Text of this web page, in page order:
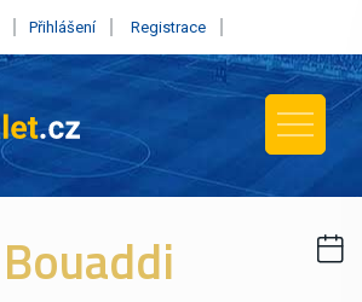
Přihlášení Registrace